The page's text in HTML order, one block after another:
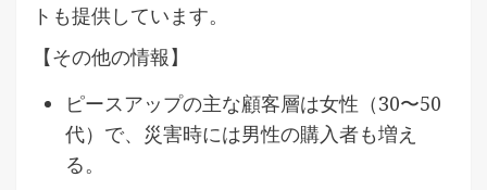
トも提供しています。
【その他の情報】
ピースアップの主な顧客層は女性（30〜50
代）で、災害時には男性の購入者も増え
る。